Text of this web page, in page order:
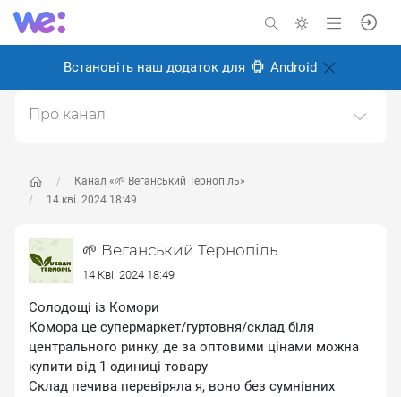
Встановіть наш додаток для Android
Канал «🌱 Веганський Тернопіль»
14 кві. 2024 18:49
🌱 Веганський Тернопіль
14 Кві. 2024 18:49
Солодощі із Комори
Комора це супермаркет/гуртовня/склад біля
центрального ринку, де за оптовими цінами можна
купити від 1 одиниці товару
Склад печива перевіряла я, воно без сумнівних
Про канал
і робимо місто більш веган дружнім.Щоб
запропонувати новину пишіть адмінці
https://instagram.com/vegan.teДзеркало тґ-каналу.
Створено: 28 травня 2024